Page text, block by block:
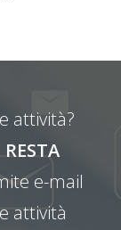
attività?
e-mail
attività